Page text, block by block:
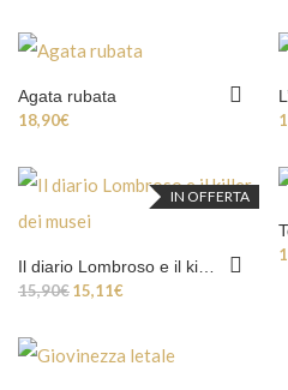
Agata rubata
18,90€
IN OFFERTA
15,90€Il prezzo originale era: 15,90€.
15,11€